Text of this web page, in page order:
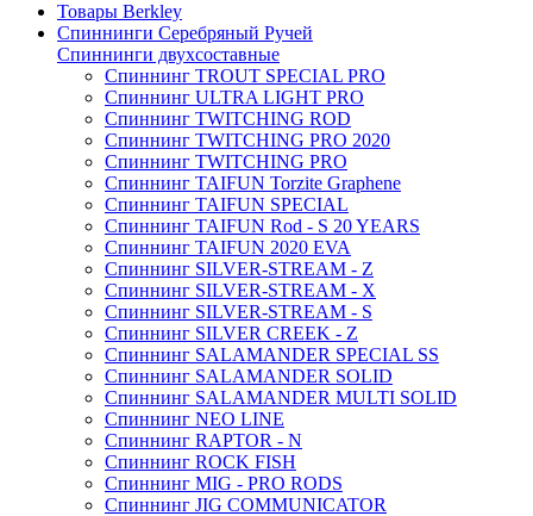
Товары Berkley
Спиннинги Серебряный Ручей
Спиннинги двухсоставные
Спиннинг TROUT SPECIAL PRO
Спиннинг ULTRA LIGHT PRO
Спиннинг TWITCHING ROD
Спиннинг TWITCHING PRO 2020
Спиннинг TWITCHING PRO
Спиннинг TAIFUN Torzite Graphene
Спиннинг TAIFUN SPECIAL
Спиннинг TAIFUN Rod - S 20 YEARS
Спиннинг TAIFUN 2020 EVA
Спиннинг SILVER-STREAM - Z
Спиннинг SILVER-STREAM - X
Спиннинг SILVER-STREAM - S
Спиннинг SILVER CREEK - Z
Спиннинг SALAMANDER SPECIAL SS
Спиннинг SALAMANDER SOLID
Спиннинг SALAMANDER MULTI SOLID
Спиннинг NEO LINE
Спиннинг RAPTOR - N
Спиннинг ROCK FISH
Спиннинг MIG - PRO RODS
Спиннинг JIG COMMUNICATOR